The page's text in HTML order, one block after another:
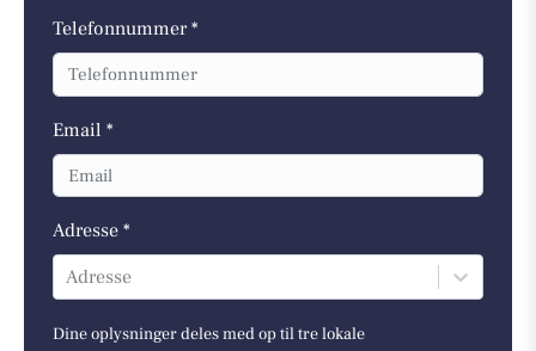
Telefonnummer *
Email *
Adresse *
Adresse
Dine oplysninger deles med op til tre lokale